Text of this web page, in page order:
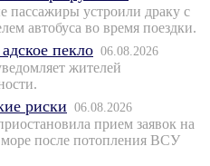
пассажиры устроили драку с
автобуса во время поездки.
пекло 06.08.2026
жителей
риски 06.08.2026
прием заявок на
море после потопления ВСУ